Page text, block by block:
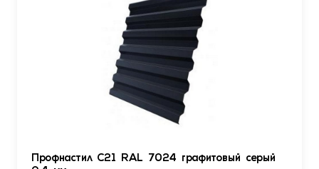
Профнастил С21 RAL 7024 графитовый серый